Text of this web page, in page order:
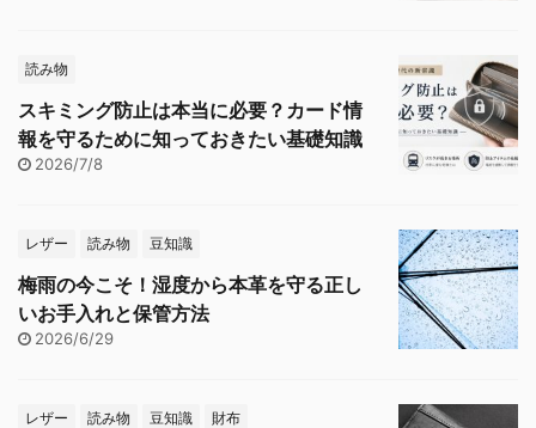
読み物
スキミング防止は本当に必要？カード情
報を守るために知っておきたい基礎知識
2026/7/8
レザー 読み物 豆知識
梅雨の今こそ！湿度から本革を守る正し
いお手入れと保管方法
2026/6/29
レザー 読み物 豆知識 財布